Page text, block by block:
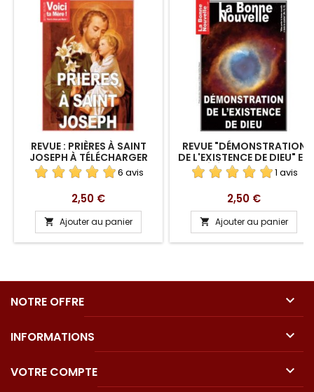
REVUE : PRIÈRES À SAINT
JOSEPH À TÉLÉCHARGER
6 avis
Prix
2,50 €
 Ajouter au panier
REVUE "DÉMONSTRATION
DE L'EXISTENCE DE DIEU" EN
TÉLÉCHARGEMENT1 avis
Prix
2,50 €
 Ajouter au panier
NOTRE OFFRE 
INFORMATIONS 
VOTRE COMPTE 